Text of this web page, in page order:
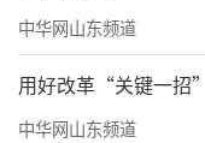
中华网山东频道
用好改革“关键一招
中华网山东频道